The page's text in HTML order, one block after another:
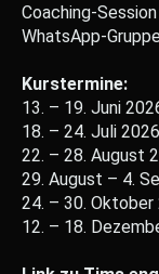
Coaching-
WhatsApp-
Kurstermine:
13. – 19. Juni
18. – 24. Juli 2026
22. – 28. August
29. August – 4.
24. – 30. Oktober
12. – 18.